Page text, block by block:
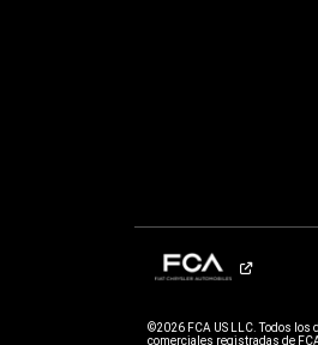
©2026 FCA US LLC. Todos los
comerciales registradas de